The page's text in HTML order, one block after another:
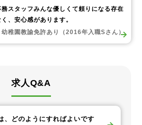
スタッフみんな優しくて頼りになる存在
、安心感があります。
稚園教諭免許あり（2016年入職Sさん）
求人Q&A
、どのようにすればよいです